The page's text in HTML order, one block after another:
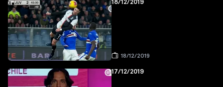
18/12/2019
18/12/2019
17/12/2019